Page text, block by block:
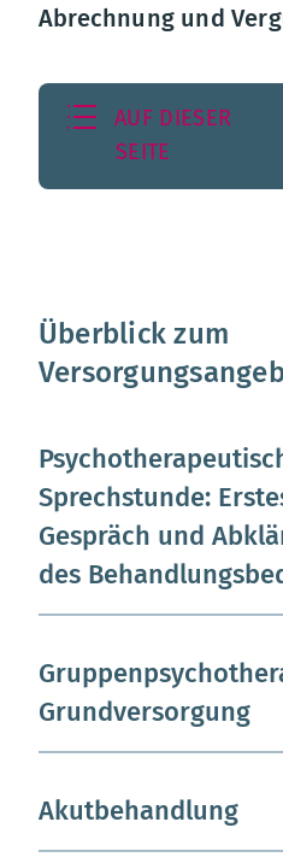
Abrechnung und
AUF DIESER
SEITE
Überblick zum
Sprechstunde:
Gespräch und
des
Grundversorgung
Akutbehandlung